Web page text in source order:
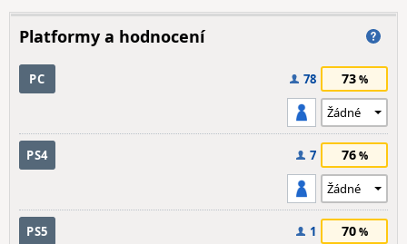
Platformy a hodnocení
PC 78 73
PS4 7 76
PS5 1 70